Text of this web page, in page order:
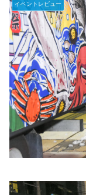
イベントレビュー